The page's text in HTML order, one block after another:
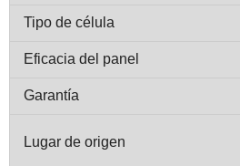
Tipo de célula
Eficacia del panel
Garantía
Lugar de origen